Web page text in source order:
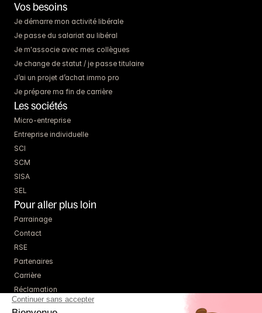
Vos besoins
Je démarre mon activité libérale
Je passe du salariat au libéral
Je m'associe avec mes collègues
Je change de statut / je passe titulaire
J’ai un projet d’achat immo pro
Je prépare ma fin de carrière
Les sociétés
Micro-entreprise
Entreprise individuelle
SCI
SCM
SISA
SEL
Pour aller plus loin
Parrainage
Contact
RSE
Partenaires
Carrière
Réclamation
Ressources